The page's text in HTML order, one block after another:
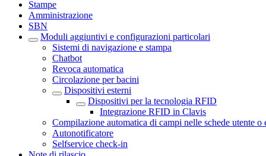
Stampe
Amministrazione
SBN
Moduli aggiuntivi e configurazioni particolari
Sistemi di navigazione e stampa
Chatbot
Revoca automatica
Circolazione per bacini
Dispositivi esterni
Dispositivi per la tecnologia RFID
Integrazione RFID in Clavis
Compilazione automatica di campi nelle schede utente o
Autonotificatore
Selfservice check-in